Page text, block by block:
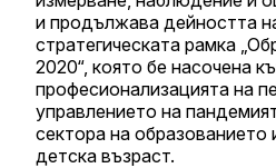
и продължава дейността
стратегическата рамка
2020“, която бе насочена
професионализацията на
управлението на
сектора на образованието
детска възраст.